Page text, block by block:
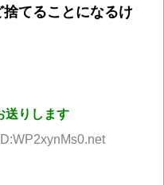
てることになるけ
送りします